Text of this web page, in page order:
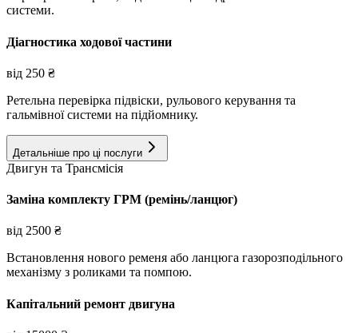
системи.
Діагностика ходової частини
від 250 ₴
Ретельна перевірка підвіски, рульового керування та
гальмівної системи на підйомнику.
Детальніше про ці послуги
Двигун та Трансмісія
Заміна комплекту ГРМ (ремінь/ланцюг)
від 2500 ₴
Встановлення нового ременя або ланцюга газорозподільного
механізму з роликами та помпою.
Капітальний ремонт двигуна